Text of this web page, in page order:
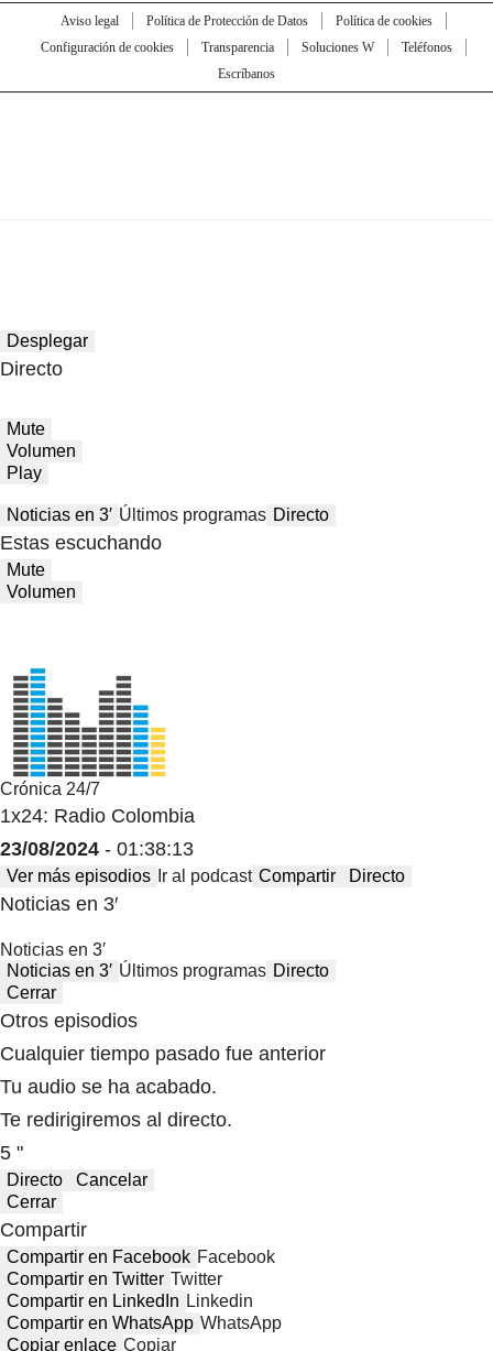
Aviso legal Política de Protección de Datos
Política de cookies
Configuración de cookies
Transparencia Soluciones W
Teléfonos
Escríbanos
Desplegar
Directo
Mute
Volumen
Play
Noticias en 3′ Últimos programas Directo
Estas escuchando
Mute
Volumen
Crónica 24/7
1x24: Radio Colombia
23/08/2024 - 01:38:13
Ver más episodios Ir al podcast Compartir Directo
Noticias en 3′
Noticias en 3′
Noticias en 3′ Últimos programas Directo
Cerrar
Otros episodios
Cualquier tiempo pasado fue anterior
Tu audio se ha acabado.
Te redirigiremos al directo.
5 "
Directo
Cancelar
Cerrar
Compartir
Compartir en Facebook Facebook
Compartir en Twitter Twitter
Compartir en LinkedIn Linkedin
Compartir en WhatsApp WhatsApp
Copiar enlace Copiar